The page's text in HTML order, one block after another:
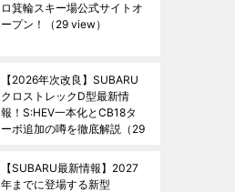
ロ箕輪スキー場公式サイトオ
ープン！
（29 view）
【2026年次改良】SUBARU
クロストレックD型最新情
報！S:HEV一本化とCB18タ
ーボ追加の噂を徹底解説 （29
【SUBARU最新情報】2027
年までに登場する新型